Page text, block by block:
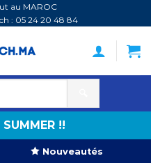
au MAROC
: 05 24 20 48 84
!!
Nouveautés